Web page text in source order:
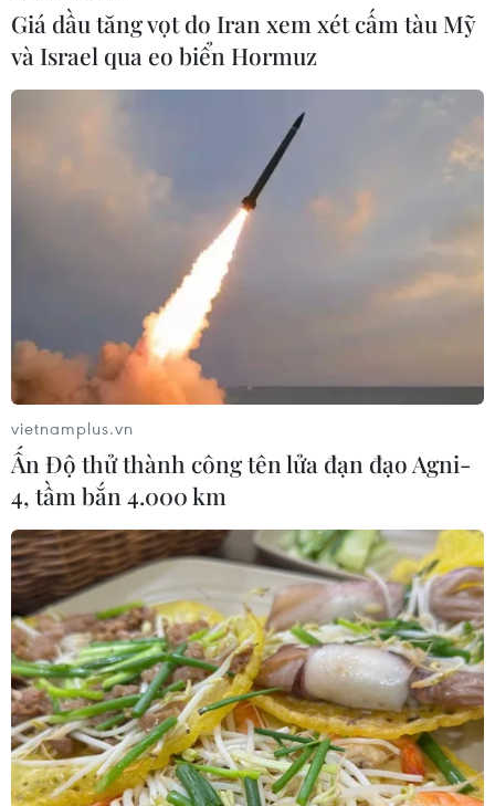
TIN CÙNG CHUYÊN MỤC
Nga thoái vốn nhà nước khỏi Sân bay
Quốc tế Sheremetyevo
07/08/2026 00:22
Nga thông báo tấn công căn
cứ ngầm của Ukraine
06/08/2026 16:21
Tây Ban Nha: 100 người thiệt mạng
trong vụ vượt biển ồ ạt vào Ceuta
06/08/2026 16:03
Giá dầu tăng vọt do Iran xem xét cấm tàu Mỹ
và Israel qua eo biển Hormuz
vietnamplus.vn
Ấn Độ thử thành công tên lửa đạn đạo Agni-
4, tầm bắn 4.000 km